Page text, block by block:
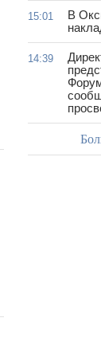
15:01
В
14:39